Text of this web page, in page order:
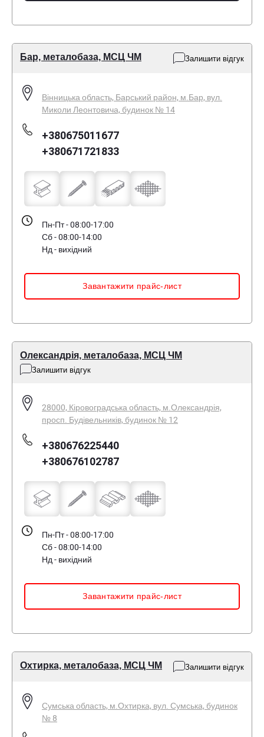
Бар, металобаза, МСЦ ЧМ Залишити відгук
Вінницька область, Барський район, м.Бар, вул.
Миколи Леонтовича, будинок № 14
+380675011677
+380671721833
Пн-Пт - 08:00-17:00
Сб - 08:00-14:00
Нд - вихідний
Завантажити прайс-лист
Олександрія, металобаза, МСЦ ЧМ
Залишити відгук
28000, Кіровоградська область, м.Олександрія,
просп. Будівельників, будинок № 12
+380676225440
+380676102787
Пн-Пт - 08:00-17:00
Сб - 08:00-14:00
Нд - вихідний
Завантажити прайс-лист
Охтирка, металобаза, МСЦ ЧМ Залишити відгук
Сумська область, м.Охтирка, вул. Сумська, будинок
№ 8